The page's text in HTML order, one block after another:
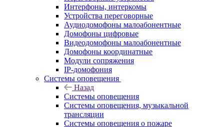
Интерфоны, интеркомы
Устройства переговорные
Аудиодомофоны малоабонентные
Домофоны цифровые
Видеодомофоны малоабонентные
Домофоны координатные
Модули сопряжения
IP-домофония
Системы оповещения
Назад
Системы оповещения
Системы оповещения, музыкальной
трансляции
Системы оповещения о пожаре